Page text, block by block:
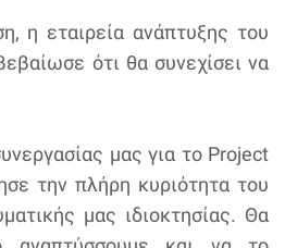
η εταιρεία ανάπτυξης του
ότι θα συνεχίσει να
μας για το Project
την πλήρη κυριότητα του
μας ιδιοκτησίας. Θα